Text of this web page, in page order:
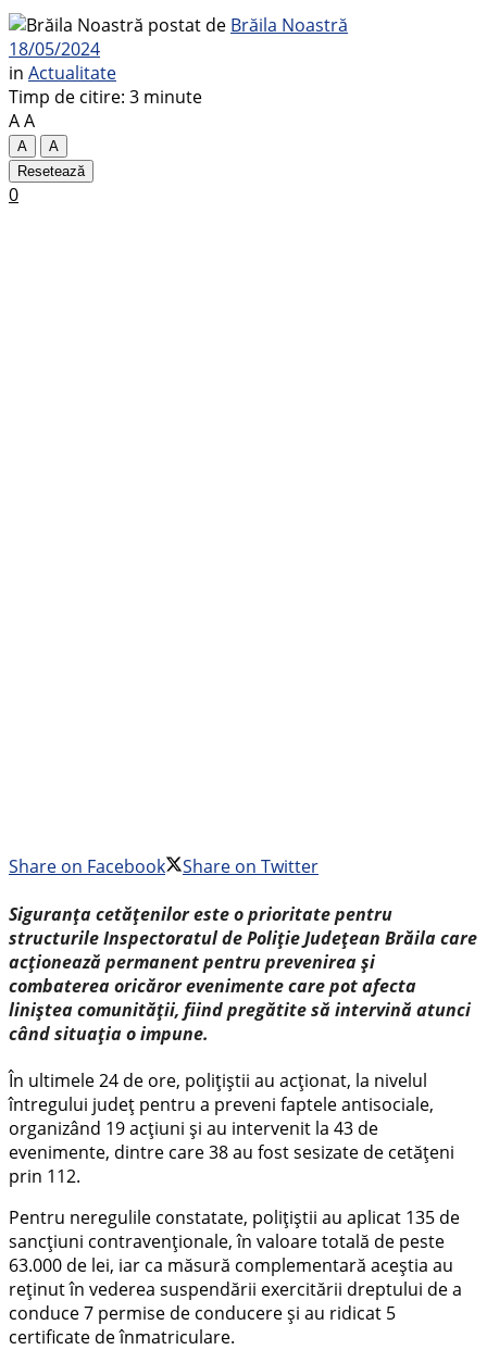
postat de Brăila Noastră
18/05/2024
in Actualitate
Timp de citire: 3 minute
AA
A
A
Resetează
0
Share on Facebook
Share on Twitter
Siguranța cetățenilor este o prioritate pentru
structurile Inspectoratul de Poliție Județean Brăila care
acționează permanent pentru prevenirea și
combaterea oricăror evenimente care pot afecta
liniștea comunității, fiind pregătite să intervină atunci
când situația o impune.
În ultimele 24 de ore, polițiștii au acționat, la nivelul
întregului județ pentru a preveni faptele antisociale,
organizând 19 acțiuni și au intervenit la 43 de
evenimente, dintre care 38 au fost sesizate de cetățeni
prin 112.
Pentru neregulile constatate, polițiștii au aplicat 135 de
sancțiuni contravenționale, în valoare totală de peste
63.000 de lei, iar ca măsură complementară aceștia au
reținut în vederea suspendării exercitării dreptului de a
conduce 7 permise de conducere și au ridicat 5
certificate de înmatriculare.